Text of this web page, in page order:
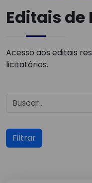
Editais
Acesso aos editais
licitatórios.
Filtrar